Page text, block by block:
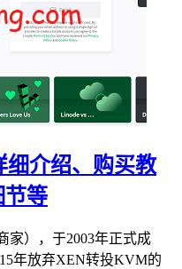
细介绍、购买教
节等
家），于2003年正式成
年放弃XEN转投KVM的